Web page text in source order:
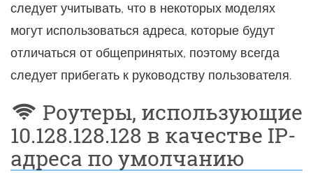
следует учитывать, что в некоторых моделях
могут использоваться адреса, которые будут
отличаться от общепринятых, поэтому всегда
следует прибегать к руководству пользователя.
Роутеры, использующие
10.128.128.128 в качестве IP-
адреса по умолчанию